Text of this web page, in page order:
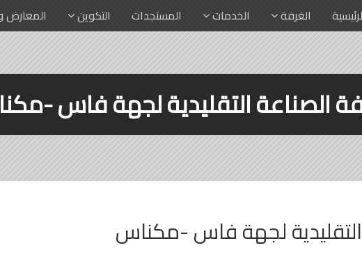
الغرفة الخدمات المستجدات التكوين المعارض
الصناعة التقليدية لجهة فاس -
لجهة فاس -مكناس